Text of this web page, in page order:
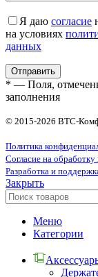
Я даю согласие
на условиях
данных
* — Поля,
заполнения
© 2015-2026 ВТС-
Политика
Согласие на
Разработка и
Закрыть
Меню
Категории